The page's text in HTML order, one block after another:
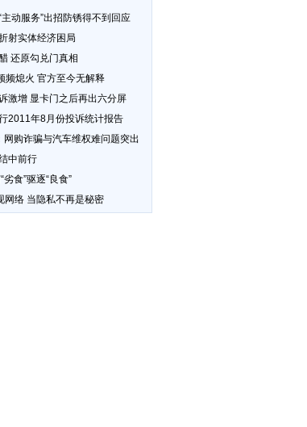
主动服务”出招防锈得不到回应
射实体经济困局
还原勾兑门真相
频熄火 官方至今无解释
激增 显卡门之后再出六分屏
2011年8月份投诉统计报告
网购诈骗与汽车维权难问题突出
中前行
食”驱逐“良食”
网络 当隐私不再是秘密